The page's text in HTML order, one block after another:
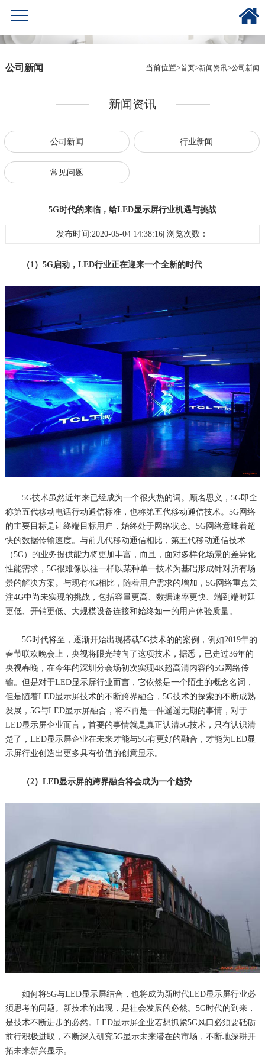
当前位置>首页>新闻资讯>公司新闻
公司新闻
新闻资讯
公司新闻 行业新闻
常见问题
5G时代的来临，给LED显示屏行业机遇与挑战
发布时间:2020-05-04 14:38:16| 浏览次数：
（1）5G启动，LED行业正在迎来一个全新的时代
5G技术虽然近年来已经成为一个很火热的词。顾名思义，5G即全
称第五代移动电话行动通信标准，也称第五代移动通信技术。5G网络
的主要目标是让终端目标用户，始终处于网络状态。5G网络意味着超
快的数据传输速度。与前几代移动通信相比，第五代移动通信技术
（5G）的业务提供能力将更加丰富，而且，面对多样化场景的差异化
性能需求，5G很难像以往一样以某种单一技术为基础形成针对所有场
景的解决方案。与现有4G相比，随着用户需求的增加，5G网络重点关
注4G中尚未实现的挑战，包括容量更高、数据速率更快、端到端时延
更低、开销更低、大规模设备连接和始终如一的用户体验质量。
5G时代将至，逐渐开始出现搭载5G技术的的案例，例如2019年的
春节联欢晚会上，央视将眼光转向了这项技术，据悉，已走过36年的
央视春晚，在今年的深圳分会场初次实现4K超高清内容的5G网络传
输。但是对于LED显示屏行业而言，它依然是一个陌生的概念名词，
但是随着LED显示屏技术的不断跨界融合，5G技术的探索的不断成熟
发展，5G与LED显示屏融合，将不再是一件遥遥无期的事情，对于
LED显示屏企业而言，首要的事情就是真正认清5G技术，只有认识清
楚了，LED显示屏企业在未来才能与5G有更好的融合，才能为LED显
示屏行业创造出更多具有价值的创意显示。
（2）LED显示屏的跨界融合将会成为一个趋势
如何将5G与LED显示屏结合，也将成为新时代LED显示屏行业必
须思考的问题。新技术的出现，是社会发展的必然。5G时代的到来，
是技术不断进步的必然。LED显示屏企业若想抓紧5G风口必须要砥砺
前行积极进取，不断深入研究5G显示未来潜在的市场，不断地深耕开
拓未来新兴显示。